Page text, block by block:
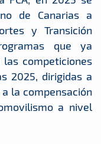
de Canarias a
y Transición
que ya
competiciones
2025, dirigidas a
la compensación
a nivel